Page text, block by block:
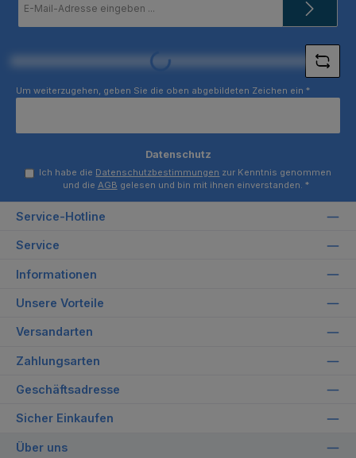
Mail-
Loading...
Um weiterzugehen, geben Sie die oben abgebildeten Zeichen ein *
Datenschutz
Ich habe die Datenschutzbestimmungen zur Kenntnis genommen
und die AGB gelesen und bin mit ihnen einverstanden. *
Service-Hotline
Service
Informationen
Unsere Vorteile
Versandarten
Zahlungsarten
Geschäftsadresse
Sicher Einkaufen
Über uns